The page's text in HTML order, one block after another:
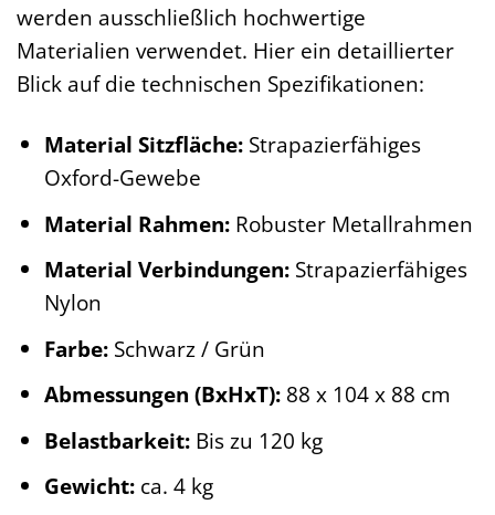
werden ausschließlich hochwertige
Materialien verwendet. Hier ein detaillierter
Blick auf die technischen Spezifikationen:
Material Sitzfläche:Strapazierfähiges
Oxford-Gewebe
Material Rahmen:Robuster Metallrahmen
Material Verbindungen:Strapazierfähiges
Nylon
Farbe:Schwarz / Grün
Abmessungen (BxHxT):88 x 104 x 88 cm
Belastbarkeit:Bis zu 120 kg
Gewicht:ca. 4 kg